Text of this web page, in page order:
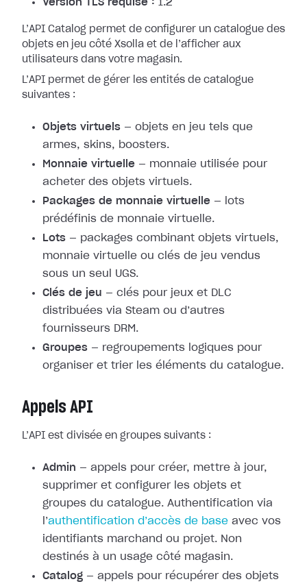
Version TLS requise : 1.2
L’API Catalog permet de configurer un catalogue des
objets en jeu côté Xsolla et de l’afficher aux
utilisateurs dans votre magasin.
L’API permet de gérer les entités de catalogue
suivantes :
Objets virtuels — objets en jeu tels que
armes, skins, boosters.
Monnaie virtuelle — monnaie utilisée pour
acheter des objets virtuels.
Packages de monnaie virtuelle — lots
prédéfinis de monnaie virtuelle.
Lots — packages combinant objets virtuels,
monnaie virtuelle ou clés de jeu vendus
sous un seul UGS.
Clés de jeu — clés pour jeux et DLC
distribuées via Steam ou d’autres
fournisseurs DRM.
Groupes — regroupements logiques pour
organiser et trier les éléments du catalogue.
Appels API
L’API est divisée en groupes suivants :
Admin — appels pour créer, mettre à jour,
supprimer et configurer les objets et
groupes du catalogue. Authentification via
l’authentification d’accès de base avec vos
identifiants marchand ou projet. Non
destinés à un usage côté magasin.
Catalog — appels pour récupérer des objets